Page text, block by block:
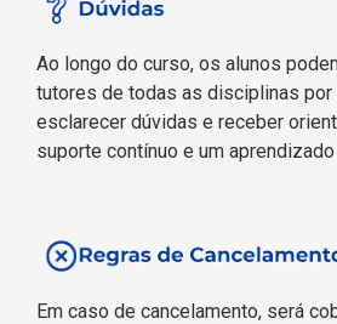
Ao longo do curso, os alunos
tutores de todas as disciplinas por
esclarecer dúvidas e receber
suporte contínuo e um
Em caso de cancelamento, será